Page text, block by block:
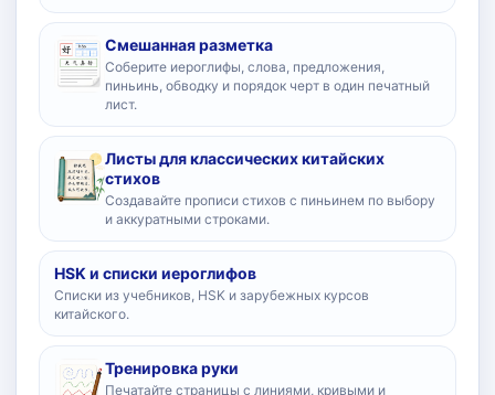
Смешанная разметка
Соберите иероглифы, слова, предложения,
пиньинь, обводку и порядок черт в один печатный
лист.
Листы для классических китайских
стихов
Создавайте прописи стихов с пиньинем по выбору
и аккуратными строками.
HSK и списки иероглифов
Списки из учебников, HSK и зарубежных курсов
китайского.
Тренировка руки
Печатайте страницы с линиями, кривыми и